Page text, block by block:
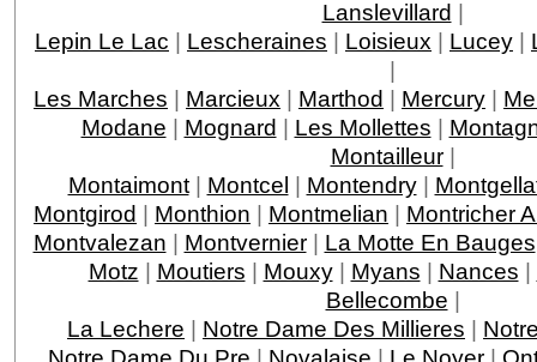
Lanslevillard |
Lepin Le Lac | Lescheraines | Loisieux | Lucey |
|
Les Marches | Marcieux | Marthod | Mercury |
Modane | Mognard | Les Mollettes |
Montailleur|
Montaimont| Montcel | Montendry|
Montgirod | Monthion | Montmelian | Montricher
Montvalezan | Montvernier| La Motte En Bauges
Motz | Moutiers | Mouxy| Myans | Nances |
Bellecombe |
La Lechere | Notre Dame Des Millieres |
Notre Dame Du Pre | Novalaise | Le Noyer|